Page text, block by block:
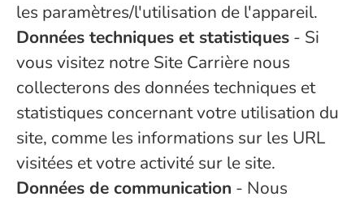
les paramètres/l'utilisation de l'appareil.
Données techniques et statistiques - Si
vous visitez notre Site Carrière nous
collecterons des données techniques et
statistiques concernant votre utilisation du
site, comme les informations sur les URL
visitées et votre activité sur le site.
Données de communication - Nous